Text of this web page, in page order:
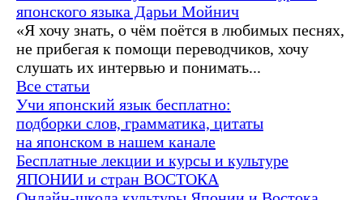
японского языка Дарьи Мойнич
«Я хочу знать, о чём поётся в любимых песнях,
не прибегая к помощи переводчиков, хочу
слушать их интервью и понимать...
Все статьи
Учи японский язык бесплатно:
подборки слов, грамматика, цитаты
на японском в нашем канале
Бесплатные лекции и курсы и культуре
ЯПОНИИ и стран ВОСТОКА